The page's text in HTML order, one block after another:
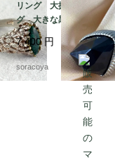
リング 大振りリン
グ 大きな黒い飾り 1
4号 12acef15
7,400円
soracoya